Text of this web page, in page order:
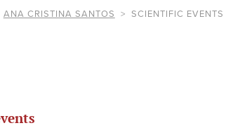
ANA CRISTINA SANTOS SCIENTIFIC EVENTS